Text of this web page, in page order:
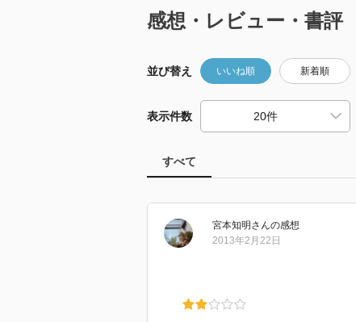
感想・レビュー・書評
並び替え いいね順 新着順
表示件数
すべて
宮本知明 さんの感想
2013年2月22日